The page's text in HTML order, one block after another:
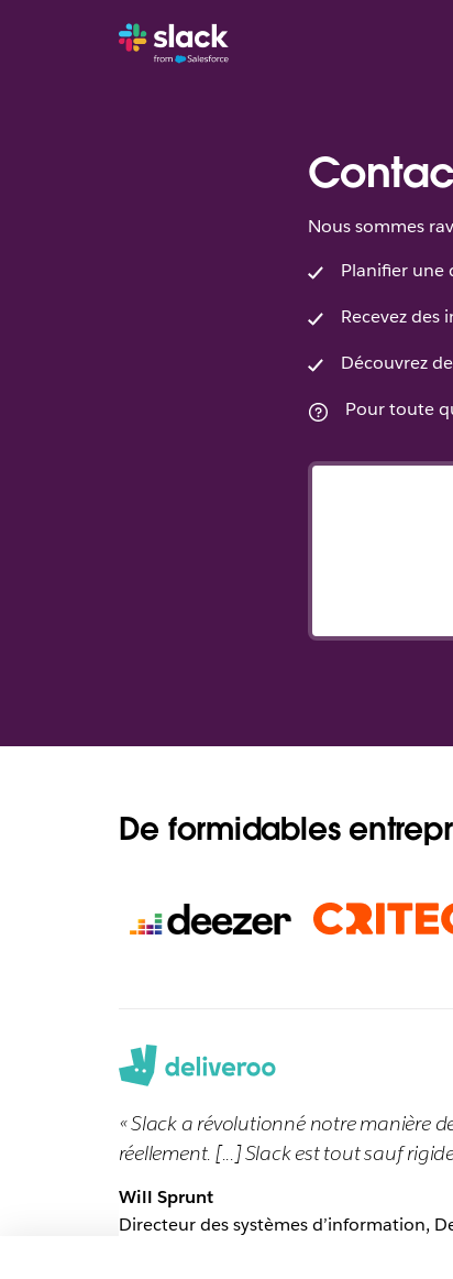
Nous sommes
Planifier une
Recevez des
Découvrez
Pour toute
De formidables
« Slack a révolutionné notre manière
réellement. [...] Slack est tout sauf
Will Sprunt
Directeur des systèmes d’information,